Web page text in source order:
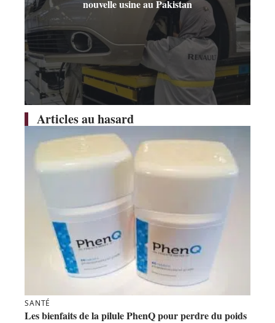
nouvelle usine au Pakistan
Articles au hasard
SANTÉ
Les bienfaits de la pilule PhenQ pour perdre du poids